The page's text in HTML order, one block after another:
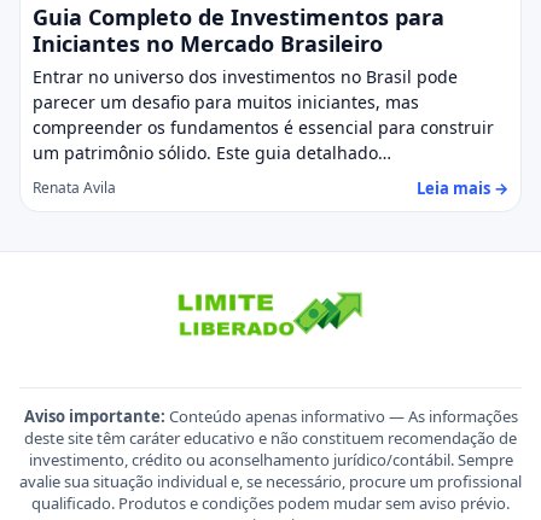
Guia Completo de Investimentos para
Iniciantes no Mercado Brasileiro
Entrar no universo dos investimentos no Brasil pode
parecer um desafio para muitos iniciantes, mas
compreender os fundamentos é essencial para construir
um patrimônio sólido. Este guia detalhado…
Renata Avila Leia mais →
Aviso importante: Conteúdo apenas informativo — As informações
deste site têm caráter educativo e não constituem recomendação de
investimento, crédito ou aconselhamento jurídico/contábil. Sempre
avalie sua situação individual e, se necessário, procure um profissional
qualificado. Produtos e condições podem mudar sem aviso prévio.